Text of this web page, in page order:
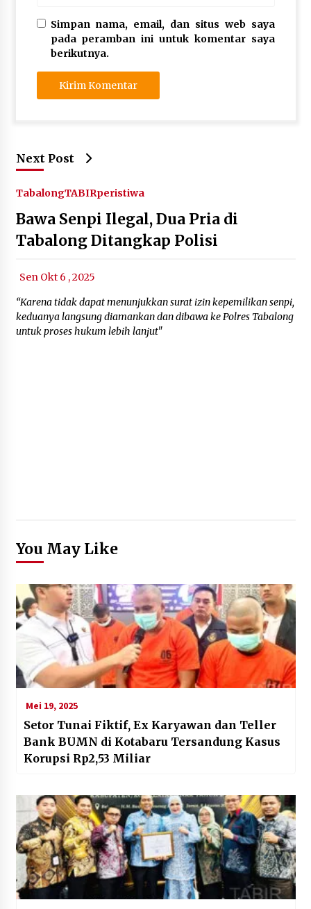
Simpan nama, email, dan situs web saya
pada peramban ini untuk komentar saya
berikutnya.
Next Post
TabalongTABIRperistiwa
Bawa Senpi Ilegal, Dua Pria di
Tabalong Ditangkap Polisi
Sen Okt 6 , 2025
“Karena tidak dapat menunjukkan surat izin kepemilikan senpi,
keduanya langsung diamankan dan dibawa ke Polres Tabalong
untuk proses hukum lebih lanjut"
You May Like
Mei 19, 2025
Setor Tunai Fiktif, Ex Karyawan dan Teller
Bank BUMN di Kotabaru Tersandung Kasus
Korupsi Rp2,53 Miliar